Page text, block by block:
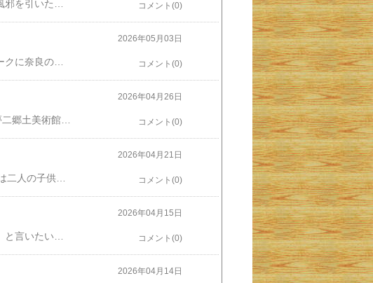
コメント(0)
東京より次男とその子ども達（私の孫）が来襲、ではなく来寧。ゴールデンウィークに奈良の我が家にやって来ました。本当は沖縄の我が家の方に来たかったらしいけど、じいじ（私）が諸般の都合で今年のGWは奈良にいるもので、それではと奈良の方に目的地を変更。奈良の家は１年半ぶり。孫のうち５歳の姉はじいじの家を覚えていたけれど、２歳の妹が覚えていないのはやむなし。でも、じいじのことは昨年末に沖縄で会ったので覚えていてくれました。沖縄では那覇空港に迎えに行ったら逃げた妹も、さすがに今回はちゃんと覚えていて「じいじ、じいじ」と寄ってきました。東京からのお客さんに加えて、京都府に住む長男一家も加わり昨夜は近所の居酒屋で私の誕生祝い。とは言っても「誕生祝い」らしかったのは最初の乾杯のみ。あとはドライバーの私以外が全員で酒宴（もちろん大人だけ）。「誕生祝い」が終わったら会計は私。次男一家を私の家に送り、長男一家を彼らの家に送る、ドライバーも私。主賓の大役を相務めさせていただきました。さて今日は奈良公園をはじめ、あちこちに孫を連れて行きます。どこもかしこも混んでいるんでしょうね。
2026年05月03日
コメント(0)
浦添市美術館で開催中の「YUMEJI TAKEHISA展」を見てきました。岡山にある夢二郷土美術館の作品から130点ほどが出展されていましたが、ゆっくりと見て回っているとあっという間に１時間半ほどが経っていました。私は、実は岡山にある郷土美術館には行ったことがあります。瀬戸大橋ができて間もなくの頃、兵庫県に住む妻の両親を車に乗せて橋の見物がてら行った記憶があるのでもう40年近く前の話です。改めて再見し、私は岡山で一体なにを見てきたのだろうと情けなくなりました。夢二はただの美人画家ではなかったんです。もちろん夢二は画家、アーティストです。でも単なる人物画、とくに日本女性を「夢二式」で美人画として描いただけの人ではなかったのだとよく分かりました。晩年の欧米滞在中に描いている西洋人女性などは全くタッチが違いますし、風景画や静物画など印象派的なタッチの絵も描いています。しかも、彼の才能は絵だけにとどまりません。彼は自分が描いた絵をいかに世に知らしめるか、何をどう生み出せばよいかを熟知していたように見えます。出展されている作品にはいわゆる絵画以外にも、楽譜のジャケットや雑誌の表紙、葉書、版画、染色、グラフィックデザインといった分野のものもありました。しかもそれらは頼まれたものを引き受けたというより夢二が企画段階から主体的にかかわったものばかり。夢二はプロデューサーであり、ディレクターであり、それらをすべてそつなくこなす天才マルチクリエイターでした。夢二は単なる美人画の画家ではない、稀代の鬼才であり奇才だったのです。それを私は、今まで夢二＝美人画と思い込んでいました。岡山の美術館に行ったはずなのに。美術館の入り口にチケットの絵【アネモネ】が「顔出し看板」になっていました。どんな沖縄美人が顔を出してくれるかな。
2026年04月26日
コメント(0)
今日は私の誕生日。朝、さっそく長男から「おめでとう」LINEが届きました。私は二人の子供（長男と次男）および彼らの連れ合いを含めて５人で家族LINEグループを作っています（最近は長男の高校生の息子＝私の孫＝も「読むだけメンバー」として加わっています）。このLINEグループは普段はバラバラな土地に住む家族が、家の行事や休暇で集まったりするときの事務連絡用。それに加えてお互いの誕生日にメッセージを交換するのに使っています。誰かの誕生日になると私が最初に誕生日おめでとうメッセージを送り、それを皮切りにメッセージが飛び交います。今日は私がメッセージを受け取る番でした。まず朝の７時過ぎに長男から私にあてたメッセージが届き、私がそれに返事をしました。するとほどなく次男の嫁と長男の嫁からメッセージが届き、最後は次男からのメッセージが。次男からのメッセージは言葉ではなく彼の二人の娘（５歳と２歳の私の孫）が映った動画でした。上の孫娘「じぃじ、たんじょうびおめでとう」。つづいて下の孫娘「じぃじ、たんじょびおめれと」。そして下の孫娘がカメラの方に向かって走り出し何かわめいていますが、何が何やら分かりません。数秒の短い動画でしたが気持ちをほっこりさせる幼い子どもの力はすごいもの。おかげで今日は一日気分よく過ごせそうです。次男一家はゴールデンウィークになったら東京から奈良にやってきて、そのうちの一日は京都府に住む長男一家とも合流し、会食を予定しています。つまりじぃじとしては散財の機会なのですが、こんな大きな活力と腹いっぱいの笑顔がもらえるなら安いものと思いました。
2026年04月21日
コメント(0)
2026年04月15日
コメント(0)
2026年04月14日